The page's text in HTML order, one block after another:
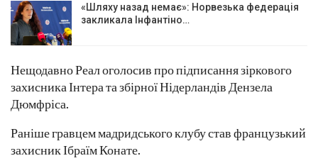
«Шляху назад немає»: Норвезька федерація
закликала Інфантіно…
Нещодавно Реал оголосив про підписання зіркового
захисника Інтера та збірної Нідерландів Дензела
Дюмфріса.
Раніше гравцем мадридського клубу став французький
захисник Ібраїм Конате.